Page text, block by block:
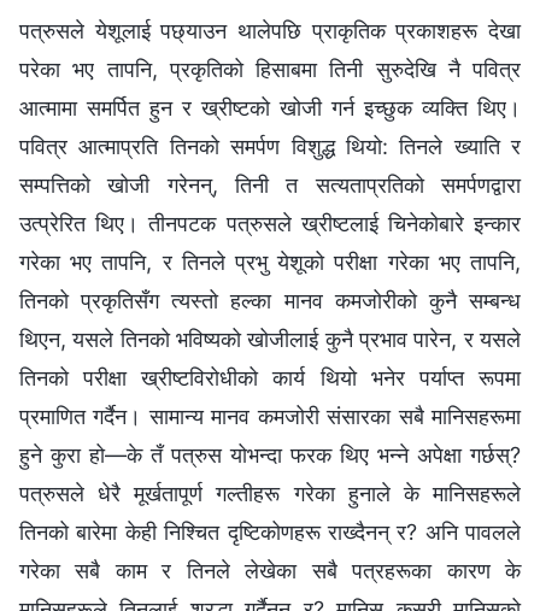
पत्रुसले येशूलाई पछ्याउन थालेपछि प्राकृतिक प्रकाशहरू देखा
परेका भए तापनि, प्रकृतिको हिसाबमा तिनी सुरुदेखि नै पवित्र
आत्मामा समर्पित हुन र ख्रीष्टको खोजी गर्न इच्‍छुक व्यक्ति थिए।
पवित्र आत्‍माप्रति तिनको समर्पण विशुद्ध थियो: तिनले ख्याति र
सम्पत्तिको खोजी गरेनन्, तिनी त सत्यताप्रतिको समर्पणद्वारा
उत्प्रेरित थिए। तीनपटक पत्रुसले ख्रीष्टलाई चिनेकोबारे इन्कार
गरेका भए तापनि, र तिनले प्रभु येशूको परीक्षा गरेका भए तापनि,
तिनको प्रकृतिसँग त्यस्तो हल्का मानव कमजोरीको कुनै सम्‍बन्ध
थिएन, यसले तिनको भविष्यको खोजीलाई कुनै प्रभाव पारेन, र यसले
तिनको परीक्षा ख्रीष्टविरोधीको कार्य थियो भनेर पर्याप्त रूपमा
प्रमाणित गर्दैन। सामान्य मानव कमजोरी संसारका सबै मानिसहरूमा
हुने कुरा हो—के तँ पत्रुस योभन्दा फरक थिए भन्‍ने अपेक्षा गर्छस्?
पत्रुसले धेरै मूर्खतापूर्ण गल्तीहरू गरेका हुनाले के मानिसहरूले
तिनको बारेमा केही निश्‍चित दृष्टिकोणहरू राख्दैनन् र? अनि पावलले
गरेका सबै काम र तिनले लेखेका सबै पत्रहरूका कारण के